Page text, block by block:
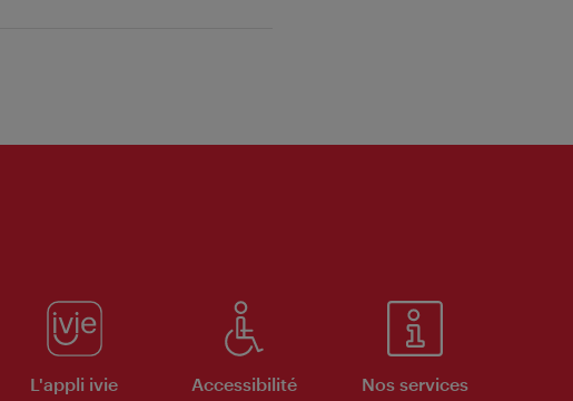
L'appli ivie Accessibilité Nos services